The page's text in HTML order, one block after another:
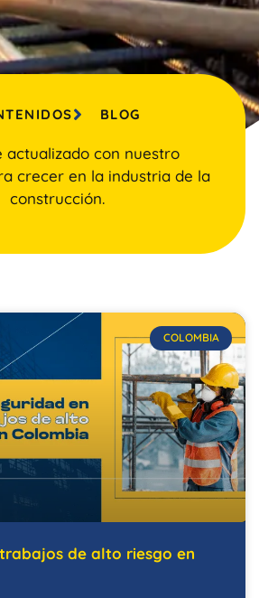
BLOG
actualizado con nuestro
crecer en la industria de la
construcción.
COLOMBIA
de alto riesgo en